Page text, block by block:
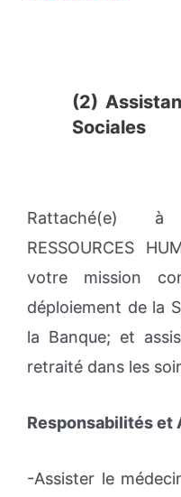
(2)
Sociales
Rattaché(e) à
RESSOURCES
votre mission
déploiement de la
la Banque; et
retraité dans les
Responsabilités
-Assister le